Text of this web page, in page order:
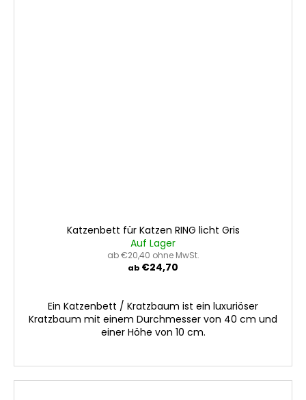
Katzenbett für Katzen RING licht Gris
Auf Lager
ab €20,40 ohne MwSt.
ab €24,70
Ein Katzenbett / Kratzbaum ist ein luxuriöser
Kratzbaum mit einem Durchmesser von 40 cm und
einer Höhe von 10 cm.